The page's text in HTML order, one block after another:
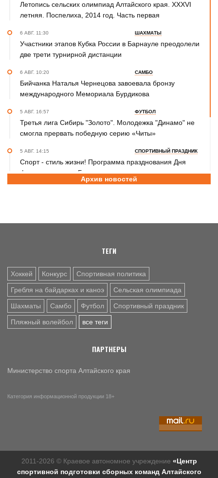
Летопись сельских олимпиад Алтайского края. XXXVI
летняя. Поспелиха, 2014 год. Часть первая
6 АВГ. 11:30 ШАХМАТЫ
Участники этапов Кубка России в Барнауле преодолели
две трети турнирной дистанции
6 АВГ. 10:20 САМБО
Бийчанка Наталья Чернецова завоевала бронзу
международного Мемориала Бурдикова
5 АВГ. 16:57 ФУТБОЛ
Третья лига Сибирь "Золото". Молодежка "Динамо" не
смогла прервать победную серию «Читы»
5 АВГ. 14:15 СПОРТИВНЫЙ ПРАЗДНИК
Спорт - стиль жизни! Программа празднования Дня
физкультурника в Барнауле
россиян и где сохраняется запрет
Архив новостей
ТЕГИ
Хоккей Конкурс Спортивная политика
Гребля на байдарках и каноэ Сельская олимпиада
Шахматы Самбо Футбол Спортивный праздник
Пляжный волейбол все теги
ПАРТНЕРЫ
Министерство спорта Алтайского края
Категория информационной продукции 18+
2011-2026 © Краевое автономное учреждение «Центр
спортивной подготовки сборных команд Алтайского